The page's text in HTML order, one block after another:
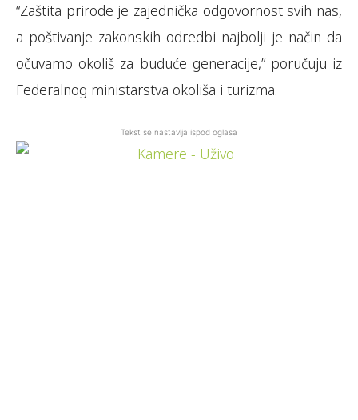
“Zaštita prirode je zajednička odgovornost svih nas,
a poštivanje zakonskih odredbi najbolji je način da
očuvamo okoliš za buduće generacije,” poručuju iz
Federalnog ministarstva okoliša i turizma.
Tekst se nastavlja ispod oglasa